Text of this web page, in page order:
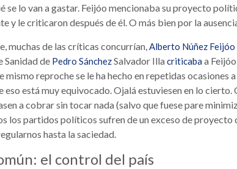
se lo van a gastar. Feijóo mencionaba su proyecto
y le criticaron después de él. O más bien por la
muchas de las críticas concurrían,Alberto Núñez Feijóo
Sanidad de Pedro SánchezSalvador Illacriticaba a
mismo reproche se le ha hecho en repetidas ocasiones
eso está muy equivocado. Ojalá estuviesen en lo
a cobrar sin tocar nada (salvo que fuese pare
los partidos políticos sufren de un exceso de proyecto
hasta la saciedad.
el control del país